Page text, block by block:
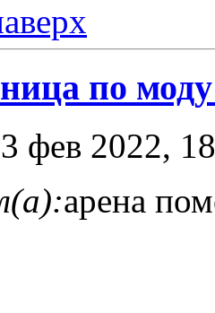
по
фев 2022,
арена